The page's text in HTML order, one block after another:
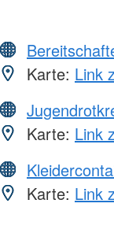
Karte: Link
Karte: Link
Karte: Link